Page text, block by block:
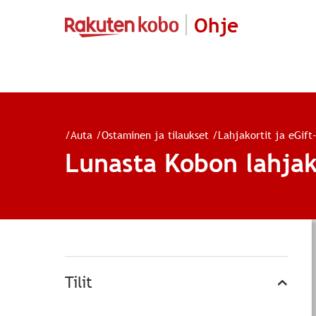
Ohje
/Auta /Ostaminen ja tilaukset /Lahjakortit ja
Lunasta Kobon
Tilit